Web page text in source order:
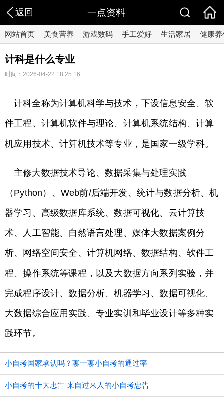
返回 一点资料
网站首页 美食营养 游戏数码 手工爱好 生活家居 健康养
计科是什么专业
时间：2026-04-22 18:25:16
计科全称为计算机科学与技术，下设信息安全、软
件工程、计算机软件与理论、计算机系统结构、计算
机应用技术、计算机技术等专业，是国家一级学科。
主修大数据技术导论、数据采集与处理实践
（Python）、Web前/后端开发、统计与数据分析、机
器学习、高级数据库系统、数据可视化、云计算技
术、人工智能、自然语言处理、媒体大数据案例分
析、网络空间安全、计算机网络、数据结构、软件工
程、操作系统等课程，以及大数据方向系列实验，并
完成程序设计、数据分析、机器学习、数据可视化、
大数据综合应用实践、专业实训和毕业设计等多种实
践环节。
小自考国家承认吗？聊一聊小自考的通过率
小自考的十大忠告 来自过来人的小自考忠告